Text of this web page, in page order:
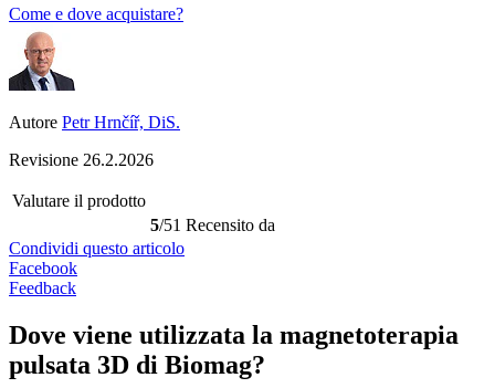
Come e dove acquistare?
Autore Petr Hrnčíř, DiS.
Revisione 26.2.2026
Valutare il prodotto
5/51 Recensito da
Condividi questo articolo
Facebook
Feedback
Dove viene utilizzata la magnetoterapia
pulsata 3D di Biomag?